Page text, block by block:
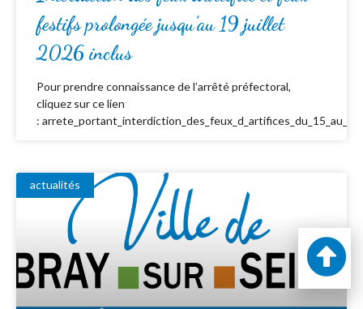
festifs prolongée jusqu’au 19 juillet
2026 inclus
Pour prendre connaissance de l’arrêté préfectoral,
cliquez sur ce lien
:
actualités